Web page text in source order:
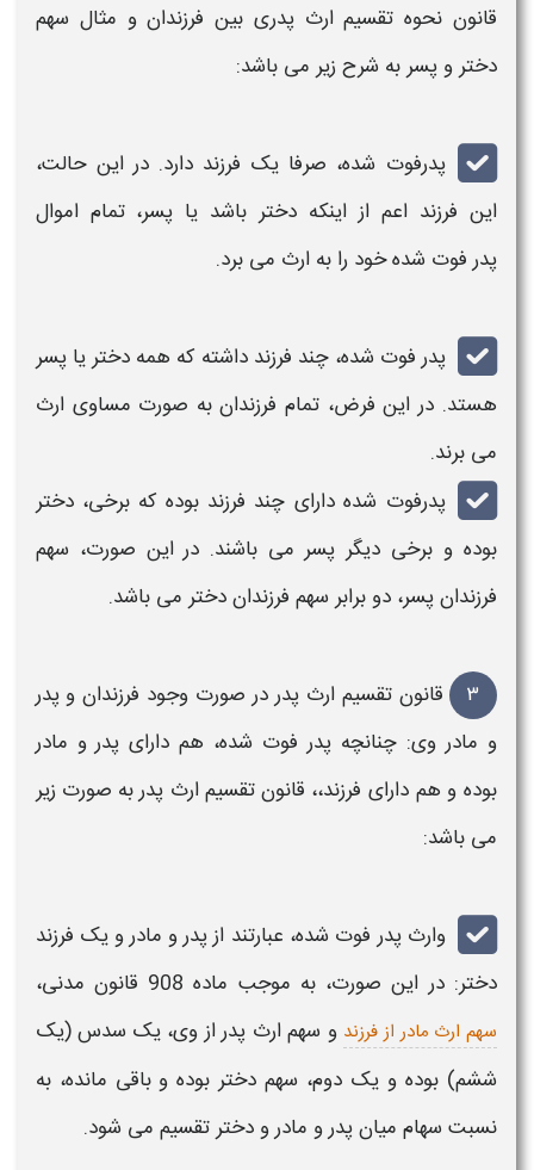
قانون نحوه تقسیم ارث پدری بين فرزندان و مثال سهم
دختر و پسر​​به شرح زیر می باشد:
پدرفوت شده، صرفا یک فرزند دارد. در این حالت،
این فرزند اعم از اینکه دختر باشد یا پسر، تمام اموال
پدر فوت شده خود را به ارث می برد.
پدر فوت شده، چند فرزند داشته که همه دختر یا پسر
هستد. در این فرض، تمام فرزندان به صورت مساوی ارث
می برند.
پدرفوت شده دارای چند فرزند بوده که برخی، دختر
بوده و برخی دیگر پسر می باشند. در این صورت، سهم
فرزندان پسر، دو برابر سهم فرزندان دختر می باشد.
۳ قانون تقسیم ارث پدردر صورت وجود فرزندان وپدر
و مادر وی: چنانچه پدر فوت شده، هم دارای پدرو مادر
بوده و هم دارای فرزند،، قانونتقسیم ارث پدربه صورت زیر
می باشد:
وارث پدر فوت شده، عبارتند ازپدرو مادرو یک فرزند
دختر: در این صورت، به موجب ماده 908 قانون مدنی،
سهم ارث مادر از فرزند و سهم ارث پدر از وی، یک سدس (یک
ششم) بوده و یک دوم، سهم دختر بوده و باقی مانده، به
نسبت سهام میانپدرو مادرودختر تقسیم می شود.